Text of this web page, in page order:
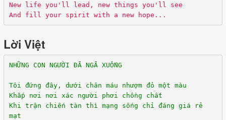
New life you'll lead, new things you'll see
And fill your spirit with a new hope...
Lời Việt
NHỮNG CON NGƯỜI ĐÃ NGÃ XUỐNG
Tôi đứng đây, dưới chân máu nhượm đỏ một màu
Khắp nơi nơi xác người phơi chồng chất
Khi trận chiến tàn thì mạng sống chỉ đáng giá rẻ
mạt